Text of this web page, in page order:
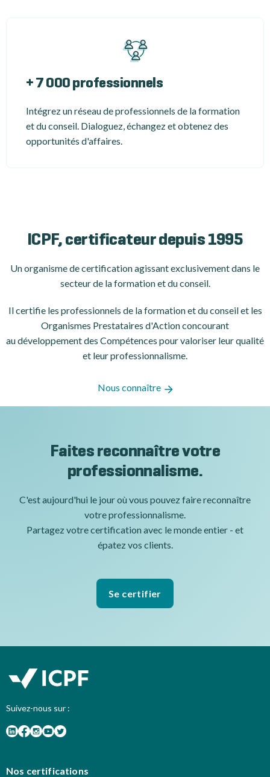
+ 7 000 professionnels
Intégrez un réseau de professionnels de la formation
et du conseil. Dialoguez, échangez et obtenez des
opportunités d'affaires.
ICPF, certificateur depuis 1995
Un organisme de certificationagissant exclusivement dans le
secteur de la formation et du conseil.
Il certifie les professionnels de la formation et du conseil et les
Organismes Prestataires d'Action concourant
au développement des Compétences pour valoriser leur qualité
et leur professionnalisme.
Nous connaître
Faites reconnaître votre
professionnalisme.
C'est aujourd'hui le jour où vous pouvez faire reconnaître
votre professionnalisme.
Partagez votre certification avec le monde entier - et
épatez vos clients.
Se certifier
Suivez-nous sur :
Nos certifications